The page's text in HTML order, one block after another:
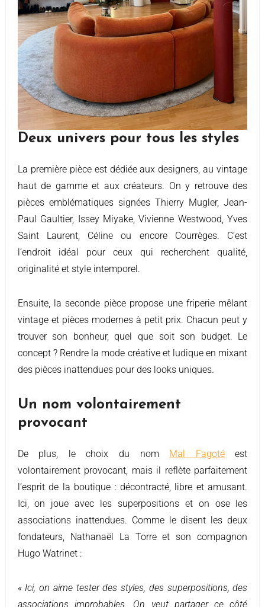
Deux univers pour tous les styles
La première pièce est dédiée aux designers, au vintage
haut de gamme et aux créateurs. On y retrouve des
pièces emblématiques signées Thierry Mugler, Jean-
Paul Gaultier, Issey Miyake, Vivienne Westwood, Yves
Saint Laurent, Céline ou encore Courrèges. C’est
l’endroit idéal pour ceux qui recherchent qualité,
originalité et style intemporel.
Ensuite, la seconde pièce propose une friperie mêlant
vintage et pièces modernes à petit prix. Chacun peut y
trouver son bonheur, quel que soit son budget. Le
concept ? Rendre la mode créative et ludique en mixant
des pièces inattendues pour des looks uniques.
Un nom volontairement
provocant
De plus, le choix du nom Mal Fagotéest
volontairement provocant, mais il reflète parfaitement
l’esprit de la boutique : décontracté, libre et amusant.
Ici, on joue avec les superpositions et on ose les
associations inattendues. Comme le disent les deux
fondateurs, Nathanaël La Torre et son compagnon
Hugo Watrinet :
« Ici, on aime tester des styles, des superpositions, des
associations improbables. On veut partager ce côté